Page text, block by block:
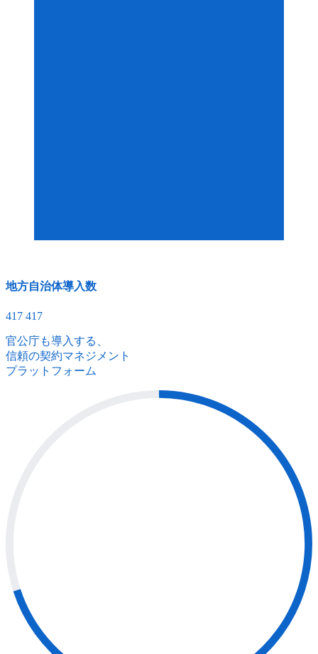
地方自治体導入数
417 417
官公庁も導入する、
信頼の契約マネジメント
プラットフォーム